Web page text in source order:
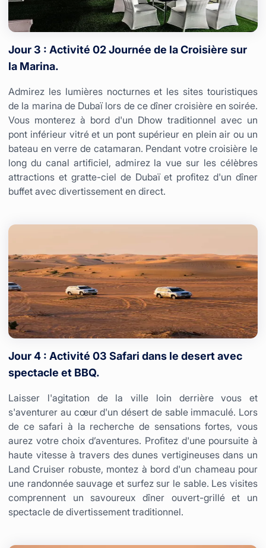
Jour 3 : Activité 02 Journée de la Croisière sur
la Marina.
Admirez les lumières nocturnes et les sites touristiques
de la marina de Dubaï lors de ce dîner croisière en soirée.
Vous monterez à bord d'un Dhow traditionnel avec un
pont inférieur vitré et un pont supérieur en plein air ou un
bateau en verre de catamaran. Pendant votre croisière le
long du canal artificiel, admirez la vue sur les célèbres
attractions et gratte-ciel de Dubaï et profitez d'un dîner
buffet avec divertissement en direct.
Jour 4 : Activité 03 Safari dans le desert avec
spectacle et BBQ.
Laisser l'agitation de la ville loin derrière vous et
s'aventurer au cœur d'un désert de sable immaculé. Lors
de ce safari à la recherche de sensations fortes, vous
aurez votre choix d’aventures. Profitez d'une poursuite à
haute vitesse à travers des dunes vertigineuses dans un
Land Cruiser robuste, montez à bord d'un chameau pour
une randonnée sauvage et surfez sur le sable. Les visites
comprennent un savoureux dîner ouvert-grillé et un
spectacle de divertissement traditionnel.